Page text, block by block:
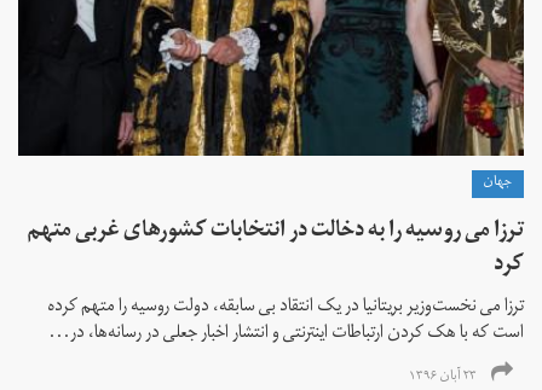
جهان
ترزا می روسیه را به دخالت در انتخابات کشورهای غربی متهم
کرد
ترزا می نخست‌وزیر بریتانیا در یک انتقاد بی سابقه، دولت روسیه را متهم کرده
است که با هک کردن ارتباطات اینترنتی و انتشار اخبار جعلی در رسانه‌ها، در...
۲۳ آبان ۱۳۹۶